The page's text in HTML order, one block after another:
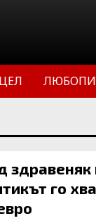
здравеняк
го